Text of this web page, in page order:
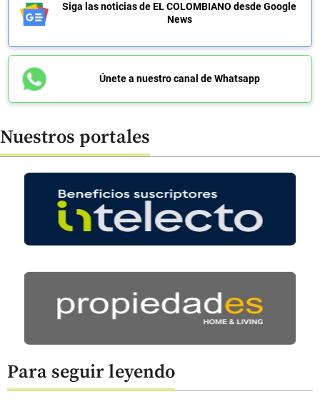
Siga las noticias de EL COLOMBIANO desde Google
News
Únete a nuestro canal de Whatsapp
Nuestros portales
Para seguir leyendo